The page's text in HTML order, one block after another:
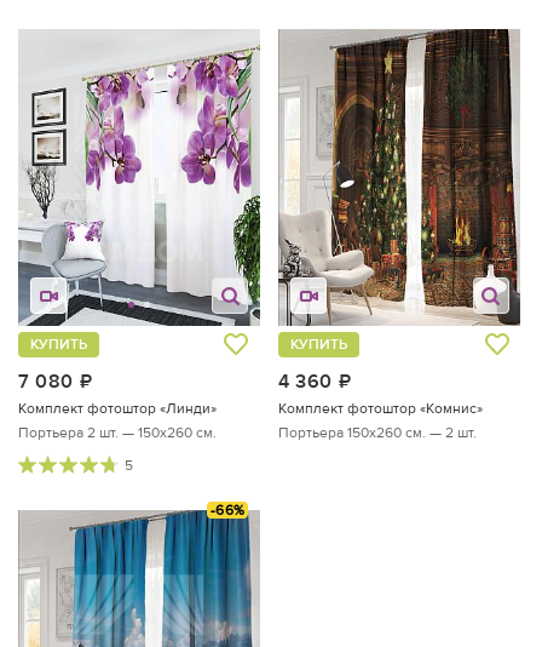
7 080
КУПИТЬ
Комплект фотоштор «Линди»
Портьера 2 шт. — 150х260 см.
5
4 360
КУПИТЬ
Комплект фотоштор «Комнис»
Портьера 150х260 см. — 2 шт.
-66%